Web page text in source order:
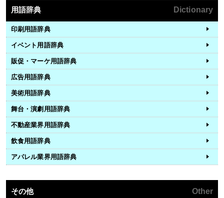
用語辞典 Dictionary
印刷用語辞典
イベント用語辞典
販促・マーケ用語辞典
広告用語辞典
美術用語辞典
舞台・演劇用語辞典
不動産業界用語辞典
飲食用語辞典
アパレル業界用語辞典
その他 Other